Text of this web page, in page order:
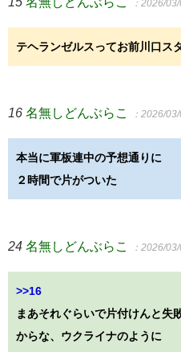
：2026/
テヘランゼルスってお前川口ス
16 名無しどんぶらこ ：2026/
本当に軍板連中の予想通りに
２時間で片がついた
24 名無しどんぶらこ ：2026/
>>16
まあそれぐらいで片付けんと失
からな、ウクライナのように